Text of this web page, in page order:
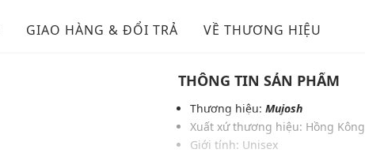
GIAO HÀNG & ĐỔI TRẢ VỀ THƯƠNG HIỆU
THÔNG TIN SẢN PHẨM
Thương hiệu: Mujosh
Xuất xứ thương hiệu: Hồng Kông
Giới tính: Unisex